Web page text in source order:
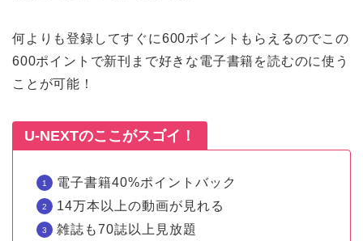
何よりも登録してすぐに600ポイントもらえるのでこの
600ポイントで新刊まで好きな電子書籍を読むのに使う
ことが可能！
U-NEXTのここがスゴイ！
電子書籍40%ポイントバック
14万本以上の動画が見れる
雑誌も70誌以上見放題